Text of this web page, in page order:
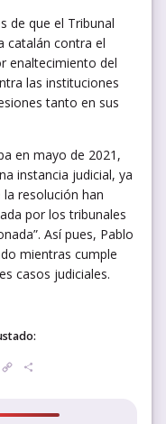
de que el Tribunal
catalán contra el
enaltecimiento del
las instituciones
tanto en sus
en mayo de 2021,
instancia judicial, ya
resolución han
por los tribunales
Así pues, Pablo
mientras cumple
casos judiciales.
EmailCopy